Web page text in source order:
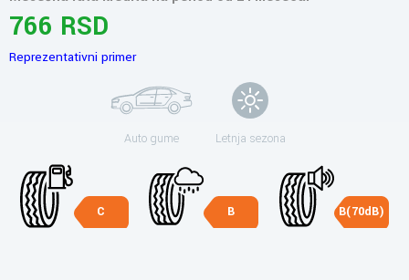
766 RSD
Reprezentativni primer
Auto gume Letnja sezona
C B B(70dB)